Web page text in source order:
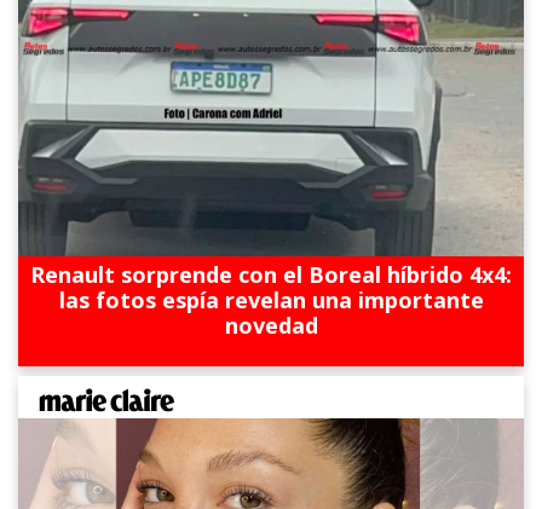
Renault sorprende con el Boreal híbrido 4x4:
las fotos espía revelan una importante
novedad